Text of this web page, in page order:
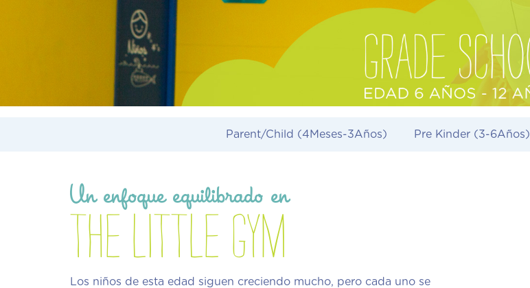
Parent/Child (4Meses-3Años) Pre Kinder (3-6Años)
Un enfoque equilibrado en
the little gym
Los niños de esta edad siguen creciendo mucho, pero cada uno se